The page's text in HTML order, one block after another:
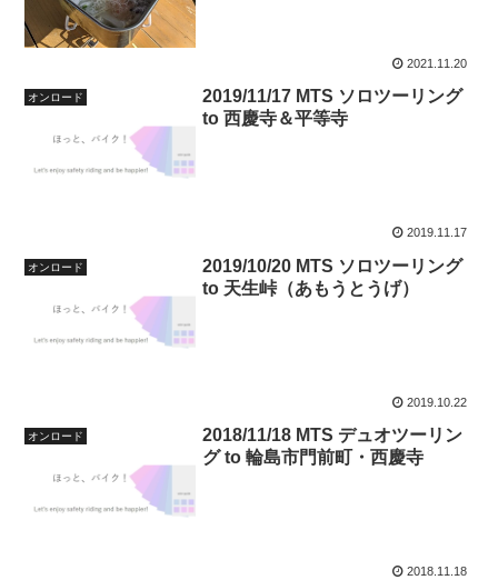
2021.11.20
オンロード
2019/11/17 MTS ソロツーリング
to 西慶寺＆平等寺
2019.11.17
オンロード
2019/10/20 MTS ソロツーリング
to 天生峠（あもうとうげ）
2019.10.22
オンロード
2018/11/18 MTS デュオツーリン
グ to 輪島市門前町・西慶寺
2018.11.18